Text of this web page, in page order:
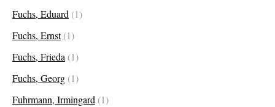
Fuchs, Eduard (1)
Fuchs, Ernst (1)
Fuchs, Frieda (1)
Fuchs, Georg (1)
Fuhrmann, Irmingard (1)